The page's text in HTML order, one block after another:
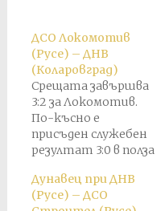
ДСО Локомотив
(Русе) – ДНВ
(Коларовград)
Срещата завършва
3:2 за Локомотив.
По-късно е
присъден служебен
резултат 3:0 в полза
Дунавец при ДНВ
(Русе) – ДСО